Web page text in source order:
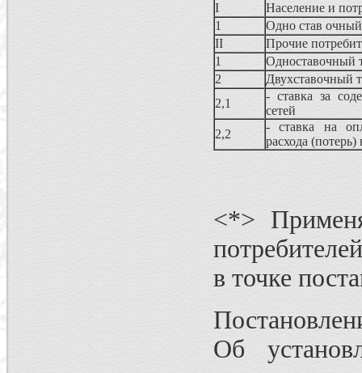
I
Население и
1
Одно став
II
Прочие
1
Одноставочный
2
Двухставочный
2,1
- ставка за
сетей
2,2
- ставка на
расхода (потерь)
<*>
в точке
Об